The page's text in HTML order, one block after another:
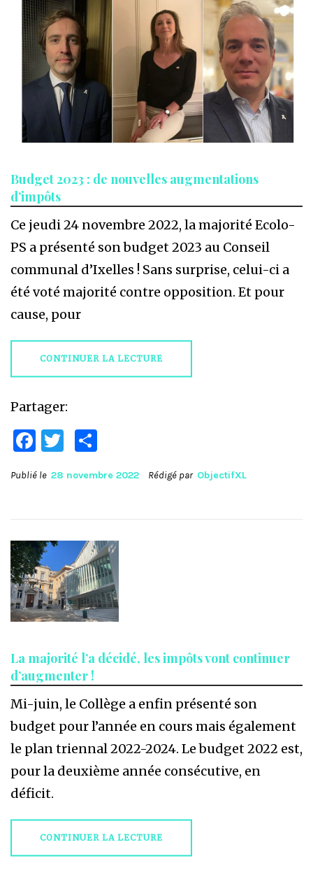
Budget 2023 : de nouvelles augmentations
d’impôts
Ce jeudi 24 novembre 2022, la majorité Ecolo-
PS a présenté son budget 2023 au Conseil
communal d’Ixelles ! Sans surprise, celui-ci a
été voté majorité contre opposition. Et pour
cause, pour
CONTINUER LA LECTURE
Partager:
Facebook
Twitter
Publié le 28 novembre 2022 Rédigé par ObjectifXL
La majorité l’a décidé, les impôts vont continuer
d’augmenter !
Mi-juin, le Collège a enfin présenté son
budget pour l’année en cours mais également
le plan triennal 2022-2024. Le budget 2022 est,
pour la deuxième année consécutive, en
déficit.
CONTINUER LA LECTURE